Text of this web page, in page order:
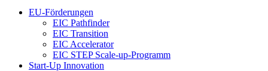
EU-Förderungen
EIC Pathfinder
EIC Transition
EIC Accelerator
EIC STEP Scale-up-Programm
Start-Up Innovation